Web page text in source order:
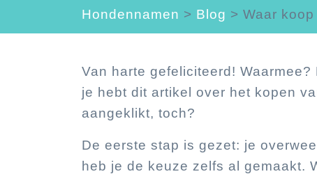
Hondennamen > Blog > Waar
Van harte gefeliciteerd!
je hebt dit artikel over het kopen
aangeklikt, toch?
De eerste stap is gezet: je
heb je de keuze zelfs al gemaakt.